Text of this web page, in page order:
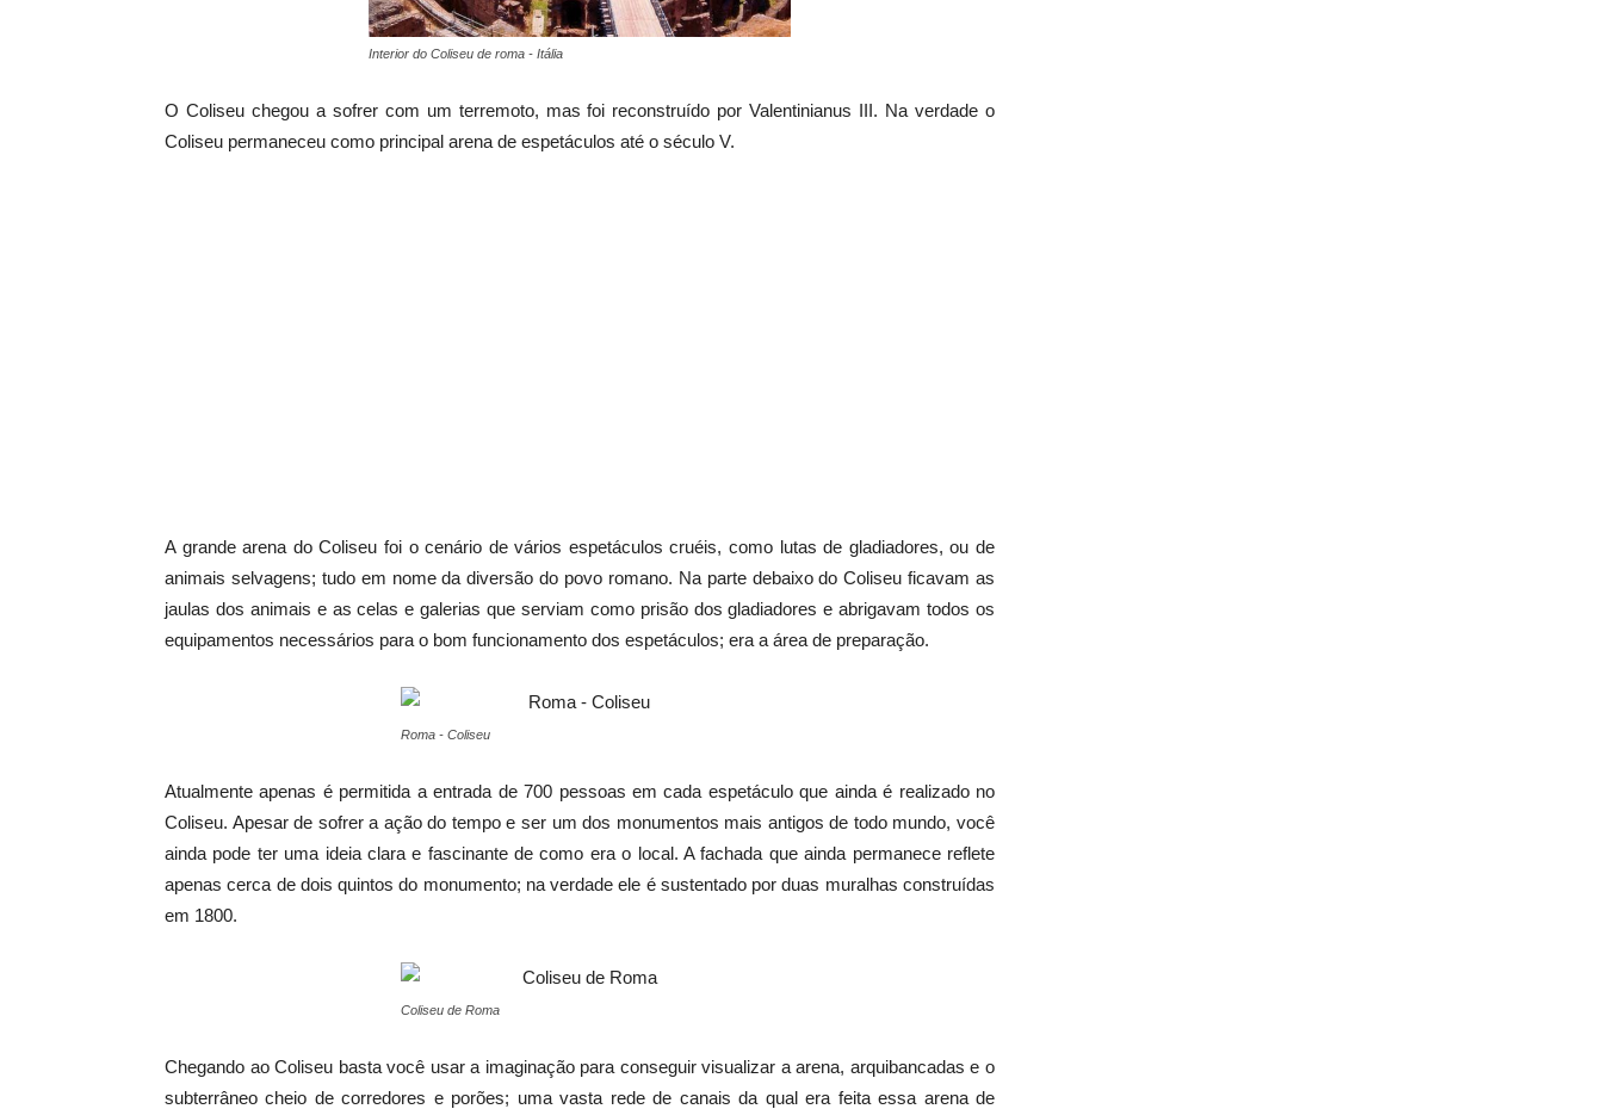
Interior do Coliseu de roma - Itália
O Coliseu chegou a sofrer com um terremoto, mas foi reconstruído por Valentinianus III. Na verdade o
Coliseu permaneceu como principal arena de espetáculos até o século V.
A grande arena do Coliseu foi o cenário de vários espetáculos cruéis, como lutas de gladiadores, ou de
animais selvagens; tudo em nome da diversão do povo romano. Na parte debaixo do Coliseu ficavam as
jaulas dos animais e as celas e galerias que serviam como prisão dos gladiadores e abrigavam todos os
equipamentos necessários para o bom funcionamento dos espetáculos; era a área de preparação.
Roma - Coliseu
Atualmente apenas é permitida a entrada de 700 pessoas em cada espetáculo que ainda é realizado no
Coliseu. Apesar de sofrer a ação do tempo e ser um dos monumentos mais antigos de todo mundo, você
ainda pode ter uma ideia clara e fascinante de como era o local. A fachada que ainda permanece reflete
apenas cerca de dois quintos do monumento; na verdade ele é sustentado por duas muralhas construídas
em 1800.
Coliseu de Roma
Chegando ao Coliseu basta você usar a imaginação para conseguir visualizar a arena, arquibancadas e o
subterrâneo cheio de corredores e porões; uma vasta rede de canais da qual era feita essa arena de